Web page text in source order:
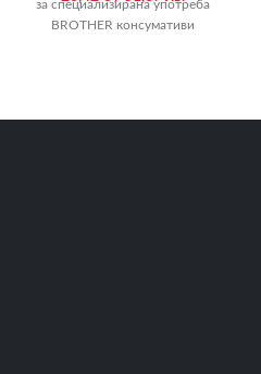
за специализирана употреба
BROTHER консумативи